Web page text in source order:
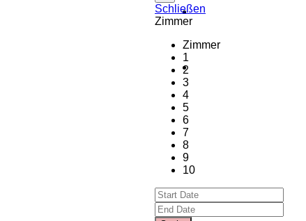
Schließen
Zimmer
Zimmer
1
2
3
4
5
6
7
8
9
10